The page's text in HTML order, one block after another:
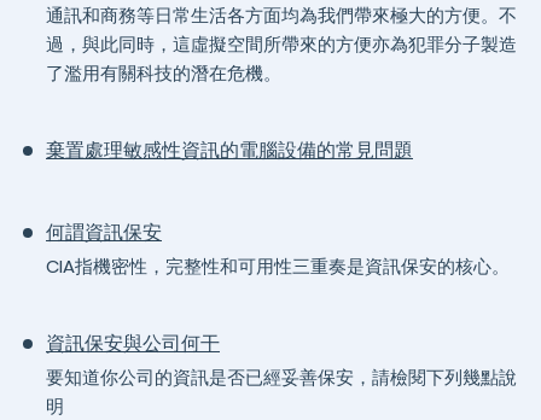
通訊和商務等日常生活各方面均為我們帶來極大的方便。不
過，與此同時，這虛擬空間所帶來的方便亦為犯罪分子製造
了濫用有關科技的潛在危機。
棄置處理敏感性資訊的電腦設備的常見問題
何謂資訊保安
CIA指機密性，完整性和可用性三重奏是資訊保安的核心。
資訊保安與公司何干
要知道你公司的資訊是否已經妥善保安，請檢閱下列幾點說
明